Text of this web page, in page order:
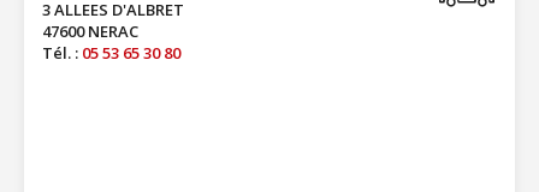
3 ALLEES D'ALBRET
47600 NERAC
Tél. : 05 53 65 30 80